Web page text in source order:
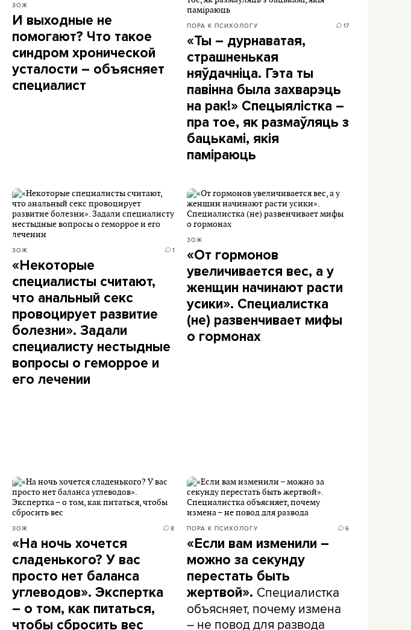
ЗОЖ
И выходные не
помогают? Что такое
синдром хронической
усталости – объясняет
специалист
ПОРА К ПСИХОЛОГУ 17
«Ты – дурнаватая,
страшненькая
няўдачніца. Гэта ты
павінна была захварэць
на рак!» Спецыялістка –
пра тое, як размаўляць з
бацькамі, якія
паміраюць
ЗОЖ 1
«Некоторые
специалисты считают,
что анальный секс
провоцирует развитие
болезни». Задали
специалисту нестыдные
вопросы о геморрое и
его лечении
ЗОЖ
«От гормонов
увеличивается вес, а у
женщин начинают расти
усики». Специалистка
(не) развенчивает мифы
о гормонах
ЗОЖ 8
«На ночь хочется
сладенького? У вас
просто нет баланса
углеводов». Экспертка
– о том, как питаться,
чтобы сбросить вес
ПОРА К ПСИХОЛОГУ 6
«Если вам изменили –
можно за секунду
перестать быть
жертвой». Специалистка
объясняет, почему измена
– не повод для развода